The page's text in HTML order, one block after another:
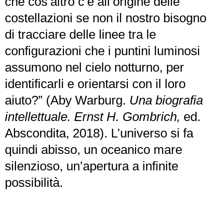
costellazioni se non il nostro bisogno
di tracciare delle linee tra le
configurazioni che i puntini luminosi
assumono nel cielo notturno, per
identificarli e orientarsi con il loro
aiuto?” (Aby Warburg. Una biografia
intellettuale. Ernst H. Gombrich, ed.
Abscondita, 2018). L’universo si fa
quindi abisso, un oceanico mare
silenzioso, un’apertura a infinite
possibilità.